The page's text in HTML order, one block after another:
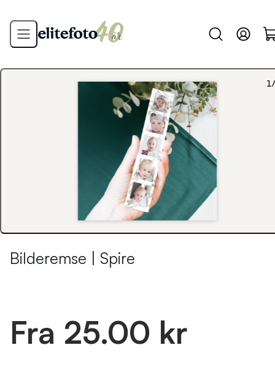
1 /
Bilderemse | Spire
Fra 25.00 kr